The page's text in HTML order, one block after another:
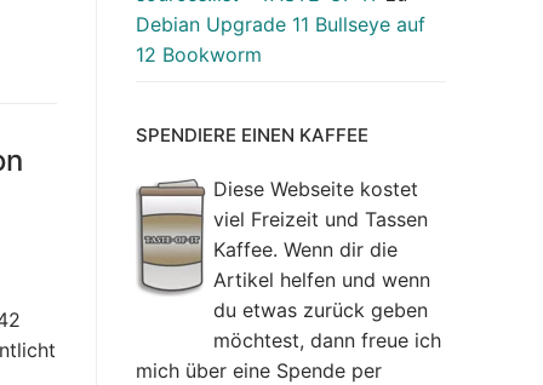
Debian Upgrade 11 Bullseye auf
12 Bookworm
SPENDIERE EINEN KAFFEE
Diese Webseite kostet
viel Freizeit und Tassen
Kaffee. Wenn dir die
Artikel helfen und wenn
du etwas zurück geben
möchtest, dann freue ich
mich über eine Spende per